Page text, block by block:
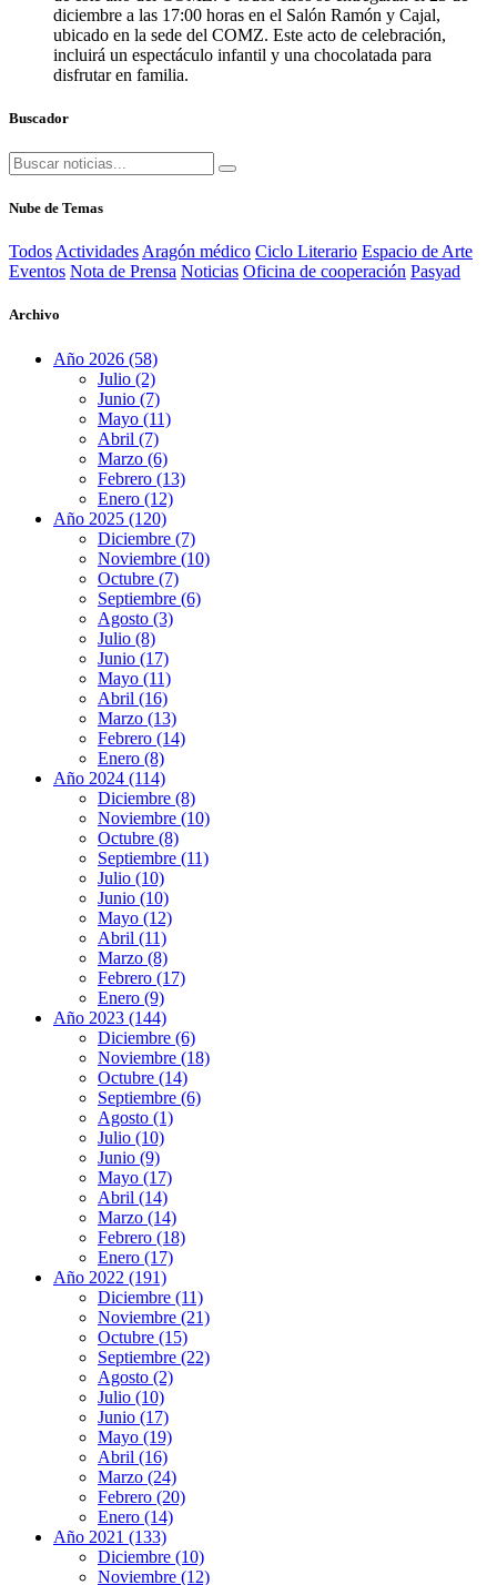
diciembre a las 17:00 horas en el Salón Ramón y Cajal,
ubicado en la sede del COMZ. Este acto de celebración,
incluirá un espectáculo infantil y una chocolatada para
disfrutar en familia.
Buscador
Nube de Temas
Todos Actividades Aragón médico Ciclo Literario Espacio de Arte
Eventos Nota de Prensa Noticias Oficina de cooperación Pasyad
Archivo
Año 2026 (58)
Julio (2)
Junio (7)
Mayo (11)
Abril (7)
Marzo (6)
Febrero (13)
Enero (12)
Año 2025 (120)
Diciembre (7)
Noviembre (10)
Octubre (7)
Septiembre (6)
Agosto (3)
Julio (8)
Junio (17)
Mayo (11)
Abril (16)
Marzo (13)
Febrero (14)
Enero (8)
Año 2024 (114)
Diciembre (8)
Noviembre (10)
Octubre (8)
Septiembre (11)
Julio (10)
Junio (10)
Mayo (12)
Abril (11)
Marzo (8)
Febrero (17)
Enero (9)
Año 2023 (144)
Diciembre (6)
Noviembre (18)
Octubre (14)
Septiembre (6)
Agosto (1)
Julio (10)
Junio (9)
Mayo (17)
Abril (14)
Marzo (14)
Febrero (18)
Enero (17)
Año 2022 (191)
Diciembre (11)
Noviembre (21)
Octubre (15)
Septiembre (22)
Agosto (2)
Julio (10)
Junio (17)
Mayo (19)
Abril (16)
Marzo (24)
Febrero (20)
Enero (14)
Año 2021 (133)
Diciembre (10)
Noviembre (12)